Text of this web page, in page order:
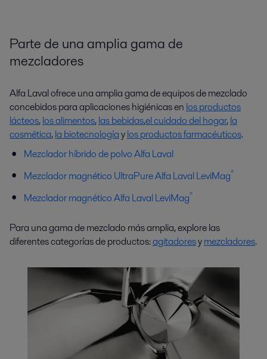
Parte de una amplia gama de
mezcladores
Alfa Laval ofrece una amplia gama de equipos de mezclado
concebidos para aplicaciones higiénicas en los productos
lácteos,los alimentos,las bebidas,el cuidado del hogar,la
cosmética,la biotecnologíaylos productos farmacéuticos.
Mezclador híbrido de polvo Alfa Laval
Mezclador magnético UltraPure Alfa Laval LeviMag®
Mezclador magnético Alfa Laval LeviMag®
Para una gama de mezclado más amplia, explore las
diferentes categorías de productos:agitadoresymezcladores.